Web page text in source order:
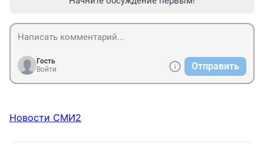
Гость
Войти
Отправить
Новости СМИ2